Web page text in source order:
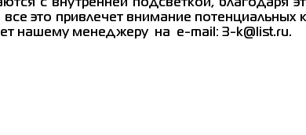
с внутренней подсветкой, благодаря
это привлечет внимание потенциальных
нашему менеджеру на e-mail: 3-k@list.ru.